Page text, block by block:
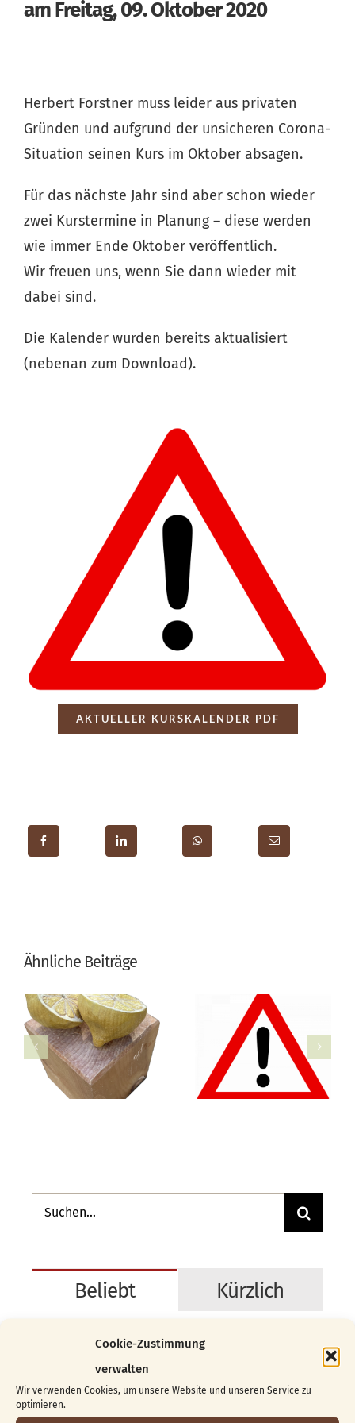
Cookie-Zustimmung
verwalten
Wir verwenden Cookies, um unsere Website und unseren Service zu
optimieren.
am Freitag, 09. Oktober 2020
Herbert Forstner muss leider aus privaten
Gründen und aufgrund der unsicheren Corona-
Situation seinen Kurs im Oktober absagen.
Für das nächste Jahr sind aber schon wieder
zwei Kurstermine in Planung – diese werden
wie immer Ende Oktober veröffentlich.
Wir freuen uns, wenn Sie dann wieder mit
dabei sind.
Die Kalender wurden bereits aktualisiert
(nebenan zum Download).
AKTUELLER KURSKALENDER PDF
Ähnliche Beiträge
Suche
nach:
Beliebt Kürzlich
Vom Block zur Skulptur …
Das 1. „Golden Girl“